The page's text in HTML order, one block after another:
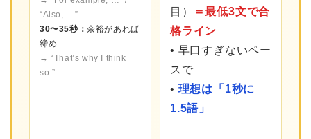
“Also, …”
30〜35秒：余裕があれば
締め
→ “That’s why I think
so.”
目）
＝最低3文で合
格ライン
• 早口すぎないペー
スで
• 理想は「1秒に
1.5語」